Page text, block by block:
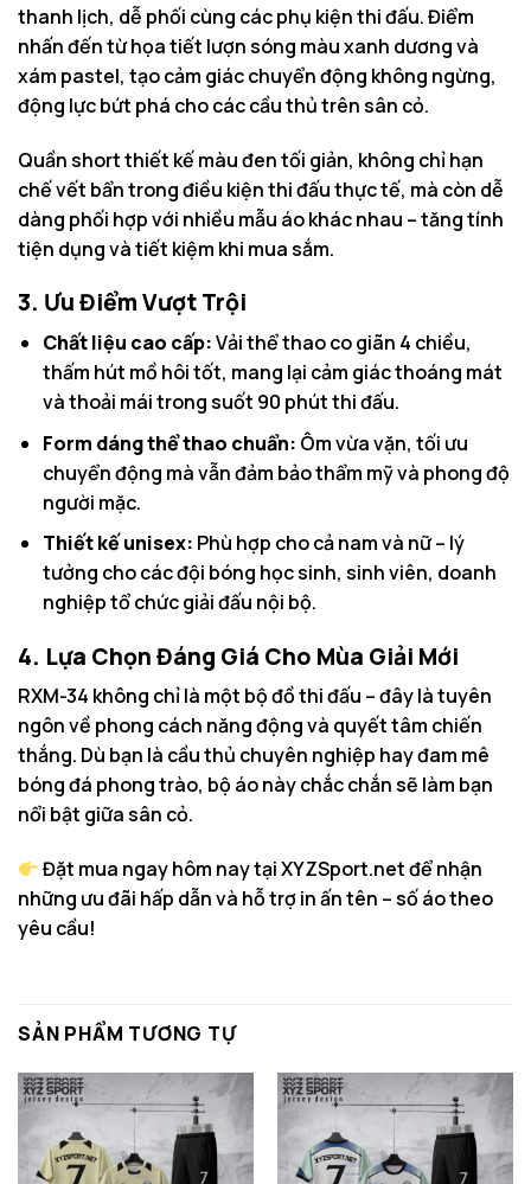
thanh lịch, dễ phối cùng các phụ kiện thi đấu. Điểm
nhấn đến từ họa tiết lượn sóng màu xanh dương và
xám pastel, tạo cảm giác chuyển động không ngừng,
động lực bứt phá cho các cầu thủ trên sân cỏ.
Quần short thiết kế màu đen tối giản, không chỉ hạn
chế vết bẩn trong điều kiện thi đấu thực tế, mà còn dễ
dàng phối hợp với nhiều mẫu áo khác nhau – tăng tính
tiện dụng và tiết kiệm khi mua sắm.
3. Ưu Điểm Vượt Trội
Chất liệu cao cấp:Vải thể thao co giãn 4 chiều,
thấm hút mồ hôi tốt, mang lại cảm giác thoáng mát
và thoải mái trong suốt 90 phút thi đấu.
Form dáng thể thao chuẩn: Ôm vừa vặn, tối ưu
chuyển động mà vẫn đảm bảo thẩm mỹ và phong độ
người mặc.
Thiết kế unisex: Phù hợp cho cả nam và nữ – lý
tưởng cho các đội bóng học sinh, sinh viên, doanh
nghiệp tổ chức giải đấu nội bộ.
4. Lựa Chọn Đáng Giá Cho Mùa Giải Mới
RXM-34 không chỉ là một bộ đồ thi đấu – đây là tuyên
ngôn về phong cách năng động và quyết tâm chiến
thắng. Dù bạn là cầu thủ chuyên nghiệp hay đam mê
bóng đá phong trào, bộ áo này chắc chắn sẽ làm bạn
nổi bật giữa sân cỏ.
Đặt mua ngay hôm nay tạiXYZSport.netđể nhận
những ưu đãi hấp dẫn và hỗ trợ in ấn tên – số áo theo
yêu cầu!
SẢN PHẨM TƯƠNG TỰ